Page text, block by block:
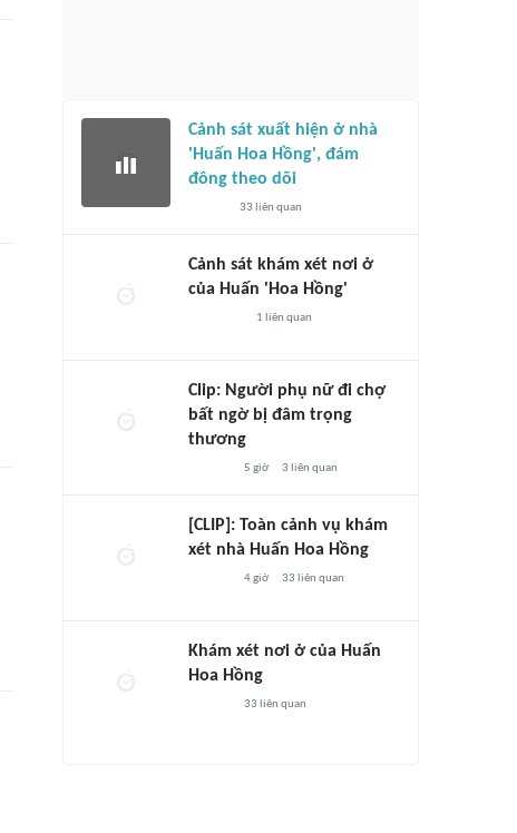
Cảnh sát xuất hiện ở nhà
'Huấn Hoa Hồng', đám
đông theo dõi
33 liên quan
Cảnh sát khám xét nơi ở
của Huấn 'Hoa Hồng'
1 liên quan
Clip: Người phụ nữ đi chợ
bất ngờ bị đâm trọng
thương
5 giờ 3 liên quan
[CLIP]: Toàn cảnh vụ khám
xét nhà Huấn Hoa Hồng
4 giờ 33 liên quan
Khám xét nơi ở của Huấn
Hoa Hồng
33 liên quan